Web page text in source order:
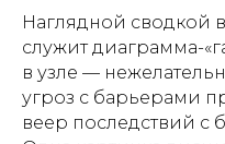
Наглядной сводкой
служит диаграмма-
в узле —
угроз с барьерами
веер последствий с